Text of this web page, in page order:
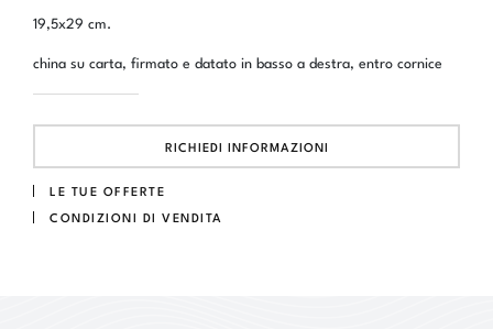
19,5x29 cm.
china su carta, firmato e datato in basso a destra, entro cornice
RICHIEDI INFORMAZIONI
LE TUE OFFERTE
CONDIZIONI DI VENDITA